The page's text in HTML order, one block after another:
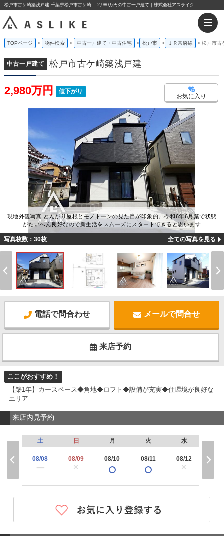
松戸市古ケ崎築浅戸建 千葉県松戸市古ケ崎 ｜2,980万円の中古一戸建て｜株式会社アスライク
TOPページ 物件検索 中古一戸建て・中古住宅 松戸市 ＪＲ常磐線 松戸市古
中古一戸建て 松戸市古ケ崎築浅戸建
2,980万円 値下がり
お気に入り
現地外観写真 とんがり屋根とモノトーンの見た目が印象的。令和6年6月築で状態
がたいへん良好なので新生活をスムーズにスタートできると思います
写真枚数：30枚 全ての写真を見る
電話で問合わせ メールで問合せ
来店予約
ここがおすすめ！
【築1年】カースペース◆角地◆ロフト◆設備が充実◆住環境が良好な
エリア
来店内見予約
土
08/08
ー
日
08/09
×
月
08/10
火
08/11
水
08/12
×